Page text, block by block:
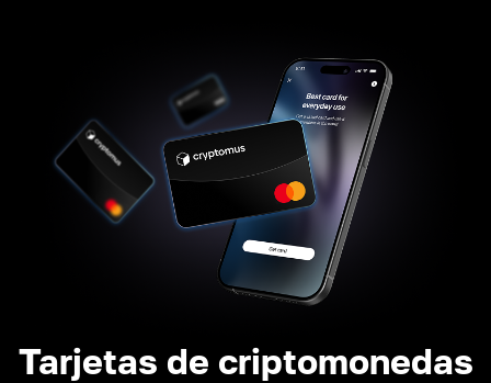
Tarjetas de criptomonedas